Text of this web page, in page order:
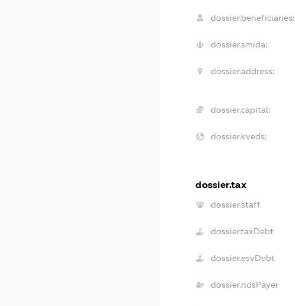
dossier.beneficiaries:
dossier.smida:
dossier.address:
dossier.capital:
dossier.kveds:
dossier.tax
dossier.staff
dossier.taxDebt
dossier.esvDebt
dossier.ndsPayer